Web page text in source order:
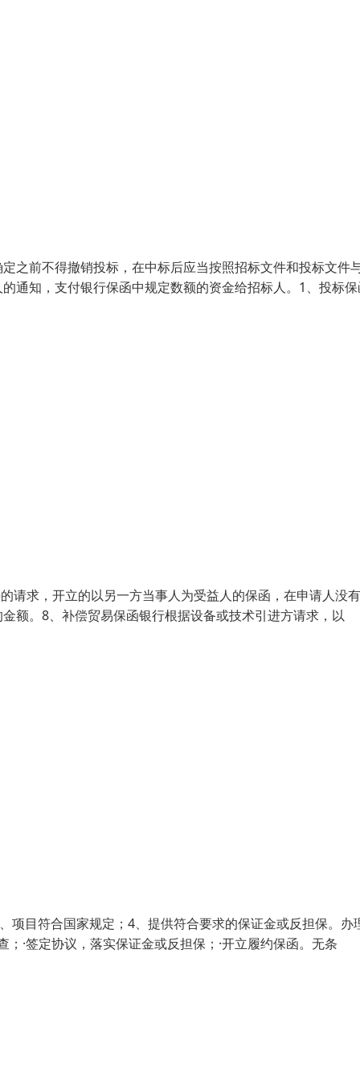
之前不得撤销投标，在中标后应当按照招标文件和投标文件
通知，支付银行保函中规定数额的资金给招标人。1、投标
请求，开立的以另一方当事人为受益人的保函，在申请人没
额。8、补偿贸易保函银行根据设备或技术引进方请求，以
项目符合国家规定；4、提供符合要求的保证金或反担保。办
·签定协议，落实保证金或反担保；·开立履约保函。无条